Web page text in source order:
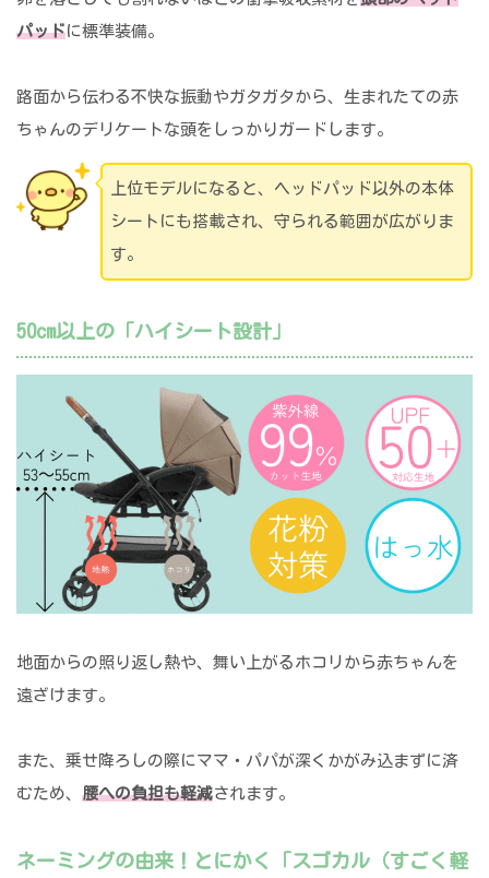
パッドに標準装備。
路面から伝わる不快な振動やガタガタから、生まれたての赤
ちゃんのデリケートな頭をしっかりガードします。
上位モデルになると、ヘッドパッド以外の本体
シートにも搭載され、守られる範囲が広がりま
す。
50cm以上の「ハイシート設計」
地面からの照り返し熱や、舞い上がるホコリから赤ちゃんを
遠ざけます。
また、乗せ降ろしの際にママ・パパが深くかがみ込まずに済
むため、 腰への負担も軽減されます。
ネーミングの由来！とにかく「スゴカル（すごく軽